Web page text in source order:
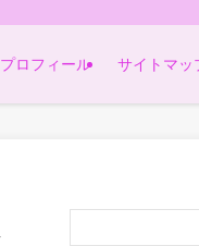
プロフィール サイトマッ